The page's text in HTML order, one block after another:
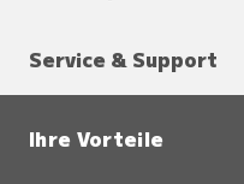
Service & Support
Ihre Vorteile